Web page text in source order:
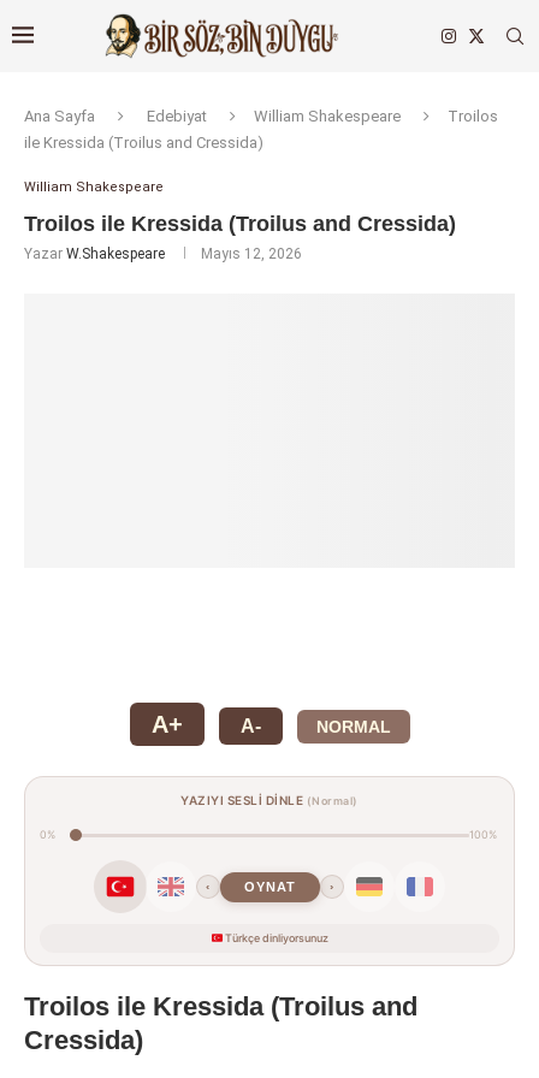
Ana Sayfa Edebiyat William Shakespeare
Troilos
ile Kressida (Troilus and Cressida)
William Shakespeare
Troilos ile Kressida (Troilus and Cressida)
Yazar W.Shakespeare Mayıs 12, 2026
A+ A- NORMAL
YAZIYI SESLİ DİNLE (Normal)
0% 100%
‹ OYNAT ›
Türkçe dinliyorsunuz
Troilos ile Kressida (Troilus and
Cressida)